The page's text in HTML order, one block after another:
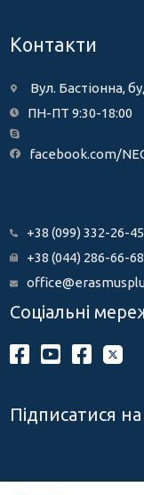
Контакти
Вул. Бастіонна,
ПН-ПТ 9:30-18:00
facebook.com/
+38 (099) 332-26-45
+38 (044) 286-66-68
Соціальні
Підписатися